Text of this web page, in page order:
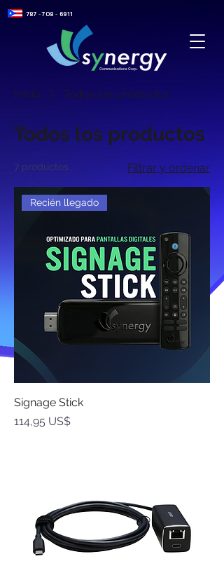
787 - 708 - 6911
Communications Corp.
Inicio Todos los productos
Todos los productos
7 productos Filtrar y ordenar
Recién llegado
Signage Stick
Precio
114,95 US$